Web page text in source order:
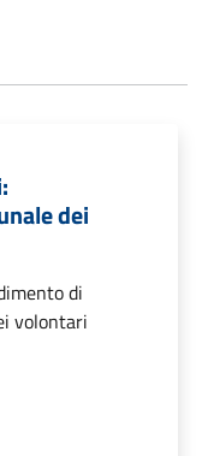
dei
di
volontari